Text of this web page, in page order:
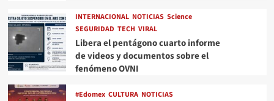
INTERNACIONAL NOTICIAS Science
SEGURIDAD TECH VIRAL
Libera el pentágono cuarto informe
de videos y documentos sobre el
fenómeno OVNI
#Edomex CULTURA NOTICIAS